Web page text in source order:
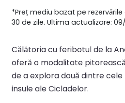
*Preț mediu bazat pe
30 de zile. Ultima actualizare:
Călătoria cu feribotul de la
oferă o modalitate
de a explora două dintre
insule ale Cicladelor.